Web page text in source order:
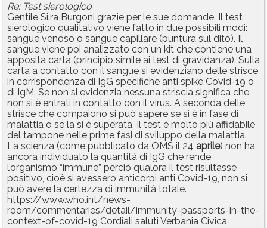
Re: Test sierologico
Gentile Si.ra Burgoni grazie per le sue domande. Il test
sierologico qualitativo viene fatto in due possibili modi:
sangue venoso o sangue capillare (puntura sul dito). Il
sangue viene poi analizzato con un kit che contiene una
apposita carta (principio simile ai test di gravidanza). Sulla
carta a contatto con il sangue si evidenziano delle strisce
in corrispondenza di IgG specifiche anti spike Covid-19 o
di IgM. Se non si evidenzia nessuna striscia significa che
non si è entrati in contatto con il virus. A seconda delle
strisce che compaiono si può sapere se si è in fase di
malattia o se la si è superata. Il test è molto più affidabile
del tampone nelle prime fasi di sviluppo della malattia.
La scienza (come pubblicato da OMS il 24 aprile) non ha
ancora individuato la quantità di IgG che rende
l’organismo “immune” perciò qualora il test risultasse
positivo, cioè si avessero anticorpi anti Covid-19, non si
può avere la certezza di immunità totale.
https://www.who.int/news-
room/commentaries/detail/immunity-passports-in-the-
context-of-covid-19 Cordiali saluti Verbania Civica